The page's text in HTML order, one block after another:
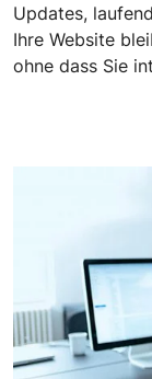
Updates,
Ihre Website
ohne dass Sie